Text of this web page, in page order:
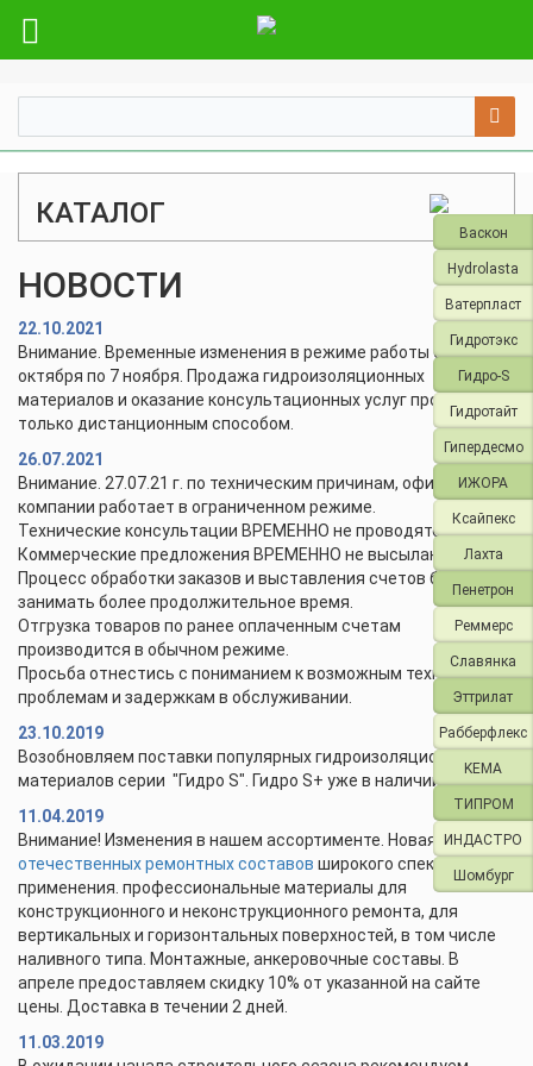
Васкон
Hydrolasta
Ватерпласт
Гидротэкс
Гидро-S
Гидротайт
Гипердесмо
ИЖОРА
Ксайпекс
Лахта
Пенетрон
Реммерс
Славянка
Эттрилат
Рабберфлекс
KEMA
ТИПРОМ
ИНДАСТРО
Шомбург
КАТАЛОГ
НОВОСТИ
22.10.2021
Внимание. Временные изменения в режиме работы с 28
октября по 7 ноября. Продажа гидроизоляционных
материалов и оказание консультационных услуг проводится
только дистанционным способом.
26.07.2021
Внимание. 27.07.21 г. по техническим причинам, офис и склад
компании работает в ограниченном режиме.
Технические консультации ВРЕМЕННО не проводятся.
Коммерческие предложения ВРЕМЕННО не высылаются.
Процесс обработки заказов и выставления счетов будет
занимать более продолжительное время.
Отгрузка товаров по ранее оплаченным счетам
производится в обычном режиме.
Просьба отнестись с пониманием к возможным техническим
проблемам и задержкам в обслуживании.
23.10.2019
Возобновляем поставки популярных гидроизоляционных
материалов серии "Гидро S". Гидро S+ уже в наличии.
11.04.2019
Внимание! Изменения в нашем ассортименте. Новая линейка
отечественных ремонтных составов широкого спектра
применения. профессиональные материалы для
конструкционного и неконструкционного ремонта, для
вертикальных и горизонтальных поверхностей, в том числе
наливного типа. Монтажные, анкеровочные составы. В
апреле предоставляем скидку 10% от указанной на сайте
цены. Доставка в течении 2 дней.
11.03.2019